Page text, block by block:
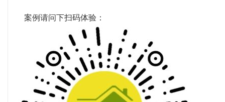
案例请问下扫码体验：